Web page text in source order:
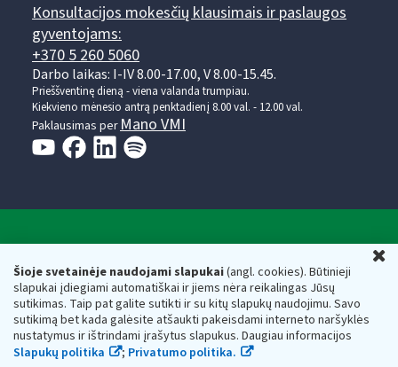
Šioje svetainėje naudojami slapukai(angl. cookies). Būtinieji
slapukai įdiegiami automatiškai ir jiems nėra reikalingas Jūsų
sutikimas. Taip pat galite sutikti ir su kitų slapukų naudojimu. Savo
sutikimą bet kada galėsite atšaukti pakeisdami interneto naršyklės
nustatymus ir ištrindami įrašytus slapukus. Daugiau informacijos
Slapukų politika
; Privatumo politika.
Konsultacijos mokesčių klausimais ir paslaugos
gyventojams:
+370 5 260 5060
Darbo laikas: I-IV 8.00-17.00, V 8.00-15.45.
Prieššventinę dieną - viena valanda trumpiau.
Kiekvieno mėnesio antrą penktadienį 8.00 val. - 12.00 val.
Paklausimas per Mano VMI
Respublikos finansų ministerijos
Biudžetinė įstaiga. Juridinio asmens kodas — 188659752,
adresas: Vasario 16-osios g. 14, 01107 Vilnius, Lietuva, el.paštas:
vmi@vmi.lt, E. pristatymo dėžutės adresas 188659752
Duomenys apie Valstybinę mokesčių inspekciją prie Lietuvos
Respublikos finansų ministerijos kaupiami ir saugomi Juridinių